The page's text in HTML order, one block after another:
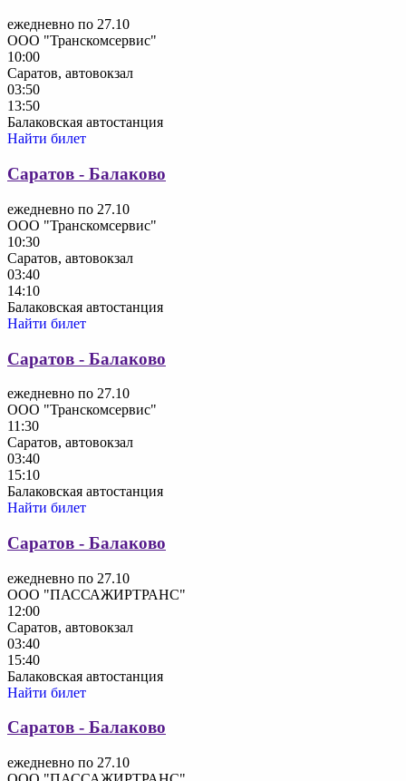
ежедневно по 27.10
ООО "Транскомсервис"
10:00
Саратов, автовокзал
03:50
13:50
Балаковская автостанция
Найти билет
Саратов - Балаково
ежедневно по 27.10
ООО "Транскомсервис"
10:30
Саратов, автовокзал
03:40
14:10
Балаковская автостанция
Найти билет
Саратов - Балаково
ежедневно по 27.10
ООО "Транскомсервис"
11:30
Саратов, автовокзал
03:40
15:10
Балаковская автостанция
Найти билет
Саратов - Балаково
ежедневно по 27.10
ООО "ПАССАЖИРТРАНС"
12:00
Саратов, автовокзал
03:40
15:40
Балаковская автостанция
Найти билет
Саратов - Балаково
ежедневно по 27.10